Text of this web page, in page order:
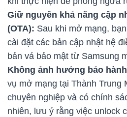
Giữ nguyên khả năng cập
(OTA): Sau khi mở mạng,
cài đặt các bản cập nhật hệ
bản vá bảo mật từ Samsung
Không ảnh hưởng bảo
vụ mở mạng tại Thành Trung
chuyên nghiệp và có chính
nhiên, lưu ý rằng việc unlock